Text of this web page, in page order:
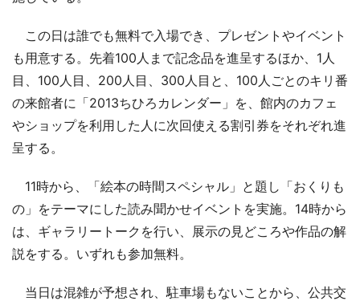
この日は誰でも無料で入場でき、プレゼントやイベント
も用意する。先着100人まで記念品を進呈するほか、1人
目、100人目、200人目、300人目と、100人ごとのキリ番
の来館者に「2013ちひろカレンダー」を、館内のカフェ
やショップを利用した人に次回使える割引券をそれぞれ進
呈する。
11時から、「絵本の時間スペシャル」と題し「おくりも
の」をテーマにした読み聞かせイベントを実施。14時から
は、ギャラリートークを行い、展示の見どころや作品の解
説をする。いずれも参加無料。
当日は混雑が予想され、駐車場もないことから、公共交